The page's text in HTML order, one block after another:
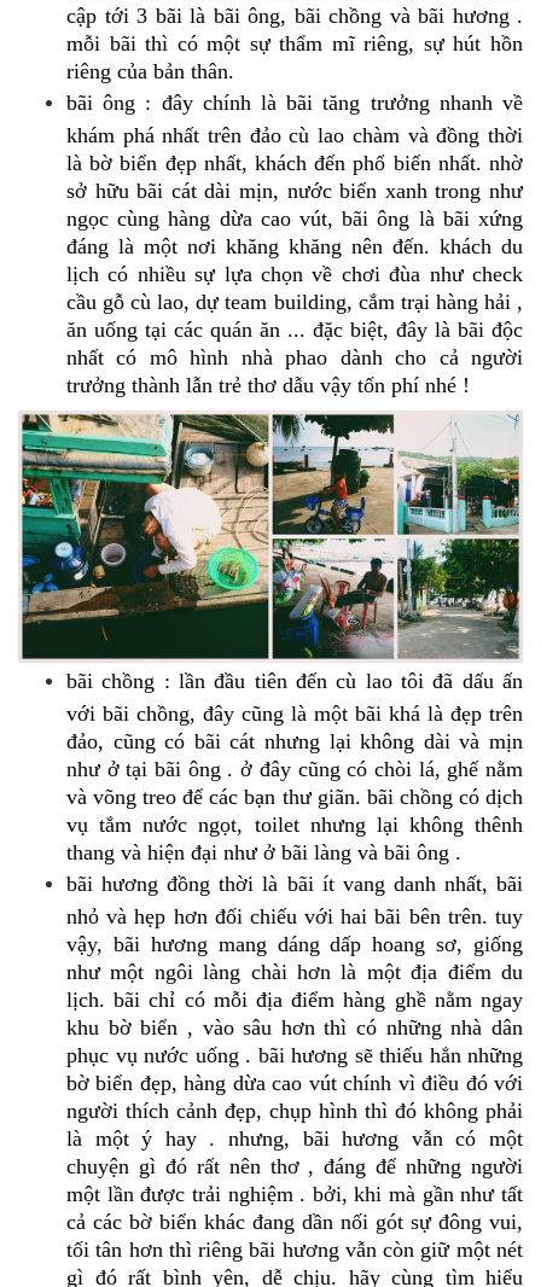
cập tới 3 bãi là bãi ông, bãi chồng và bãi hương .
mỗi bãi thì có một sự thẩm mĩ riêng, sự hút hồn
riêng của bản thân.
bãi ông : đây chính là bãi tăng trưởng nhanh về
khám phá nhất trên đảo cù lao chàm và đồng thời
là bờ biển đẹp nhất, khách đến phổ biến nhất. nhờ
sở hữu bãi cát dài mịn, nước biển xanh trong như
ngọc cùng hàng dừa cao vút, bãi ông là bãi xứng
đáng là một nơi khăng khăng nên đến. khách du
lịch có nhiều sự lựa chọn về chơi đùa như check
cầu gỗ cù lao, dự team building, cắm trại hàng hải ,
ăn uống tại các quán ăn ... đặc biệt, đây là bãi độc
nhất có mô hình nhà phao dành cho cả người
trưởng thành lẫn trẻ thơ dẫu vậy tốn phí nhé !
bãi chồng : lần đầu tiên đến cù lao tôi đã dấu ấn
với bãi chồng, đây cũng là một bãi khá là đẹp trên
đảo, cũng có bãi cát nhưng lại không dài và mịn
như ở tại bãi ông . ở đây cũng có chòi lá, ghế nằm
và võng treo để các bạn thư giãn. bãi chồng có dịch
vụ tắm nước ngọt, toilet nhưng lại không thênh
thang và hiện đại như ở bãi làng và bãi ông .
bãi hương đồng thời là bãi ít vang danh nhất, bãi
nhỏ và hẹp hơn đối chiếu với hai bãi bên trên. tuy
vậy, bãi hương mang dáng dấp hoang sơ, giống
như một ngôi làng chài hơn là một địa điểm du
lịch. bãi chỉ có mỗi địa điểm hàng ghề nằm ngay
khu bờ biển , vào sâu hơn thì có những nhà dân
phục vụ nước uống . bãi hương sẽ thiếu hẳn những
bờ biển đẹp, hàng dừa cao vút chính vì điều đó với
người thích cảnh đẹp, chụp hình thì đó không phải
là một ý hay . nhưng, bãi hương vẫn có một
chuyện gì đó rất nên thơ , đáng để những người
một lần được trải nghiệm . bởi, khi mà gần như tất
cả các bờ biển khác đang dần nối gót sự đông vui,
tối tân hơn thì riêng bãi hương vẫn còn giữ một nét
gì đó rất bình yên, dễ chịu. hãy cùng tìm hiểu